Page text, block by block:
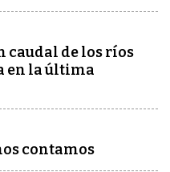
caudal de los ríos
en la última
contamos